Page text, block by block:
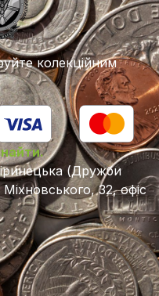
колекційним
(Дружби
32, офіс